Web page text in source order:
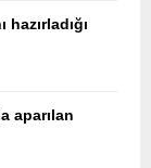
aparılan